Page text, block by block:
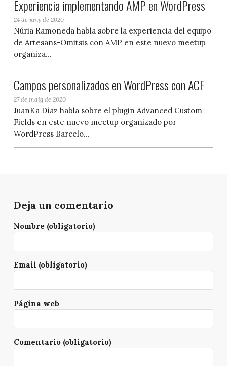
Experiencia implementando AMP en WordPress
24 de juny de 2020
Núria Ramoneda habla sobre la experiencia del equipo
de Artesans-Omitsis con AMP en este nuevo meetup
organiza...
Campos personalizados en WordPress con ACF
27 de maig de 2020
JuanKa Díaz habla sobre el plugin Advanced Custom
Fields en este nuevo meetup organizado por
WordPress Barcelo...
Deja un comentario
Nombre (obligatorio)
Email (obligatorio)
Página web
Comentario (obligatorio)